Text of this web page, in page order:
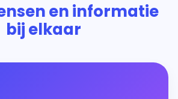
en informatie
bij elkaar